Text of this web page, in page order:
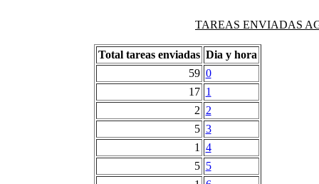
TAREAS ENVIADAS
Total tareas enviadas Dia y hora
59 0
17 1
2 2
5 3
1
4
5 5